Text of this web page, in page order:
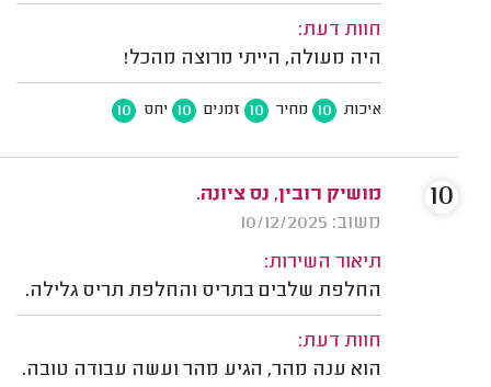
חוות דעת:
היה מעולה, הייתי מרוצה מהכל!
איכות 10 מחיר 10 זמנים 10 יחס 10
מושיק רובין, נס ציונה.
משוב: 10/12/2025
תיאור השירות:
החלפת שלבים בתריס והחלפת תריס גלילה.
חוות דעת:
הוא ענה מהר, הגיע מהר ועשה עבודה טובה.
10